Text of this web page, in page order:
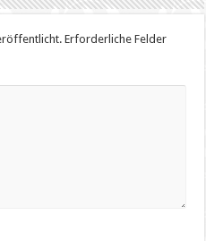
Erforderliche Felder